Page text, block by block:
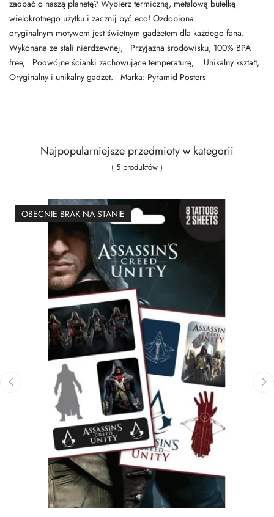
zadbać o naszą planetę? Wybierz termiczną, metalową butelkę
wielokrotnego użytku i zacznij być eco! Ozdobiona
oryginalnym motywem jest świetnym gadżetem dla każdego fana.
Wykonana ze stali nierdzewnej, Przyjazna środowisku, 100% BPA
free, Podwójne ścianki zachowujące temperaturę, Unikalny kształt,
Oryginalny i unikalny gadżet. Marka: Pyramid Posters
Najpopularniejsze przedmioty w kategorii
( 5 produktów )
OBECNIE BRAK NA STANIE